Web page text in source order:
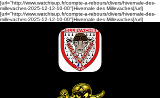
[url="http://www.watchisup.fr/compte-a-rebours/divers/hivernale-des-
millevaches-2025-12-12-10-00"]Hivernale des Millevaches[/url]
[url="http://www.watchisup.fr/compte-a-rebours/divers/hivernale-des-
millevaches-2025-12-12-10-00"]Hivernale des Millevaches[/url]